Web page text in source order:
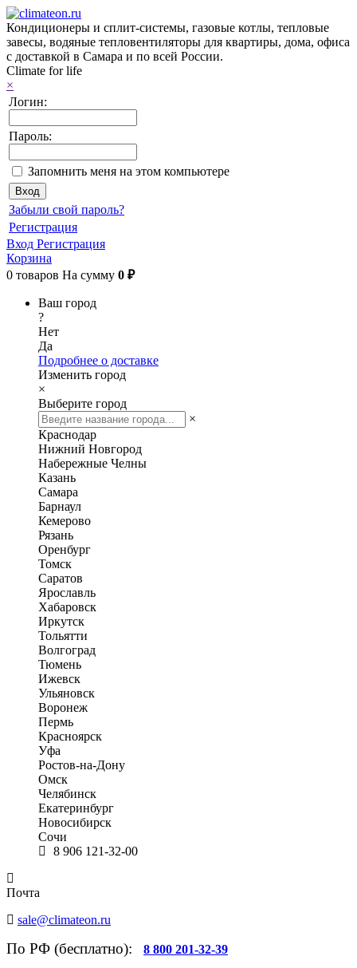
Кондиционеры и сплит-системы, газовые котлы, тепловые
завесы, водяные тепловентиляторы для квартиры, дома, офиса
с доставкой в Самара и по всей России.
Climate for life
×
Логин:
Пароль:
Запомнить меня на этом компьютере
Забыли свой пароль?
Регистрация
Вход Регистрация
Корзина
0 товаров На сумму 0 ₽
Ваш город
?
Нет
Да
Подробнее о доставке
Изменить город
×
Выберите город
×
Краснодар
Нижний Новгород
Набережные Челны
Казань
Самара
Барнаул
Кемерово
Рязань
Оренбург
Томск
Саратов
Ярославль
Хабаровск
Иркутск
Тольятти
Волгоград
Тюмень
Ижевск
Ульяновск
Воронеж
Пермь
Красноярск
Уфа
Ростов-на-Дону
Омск
Челябинск
Екатеринбург
Новосибирск
Сочи
8 906 121-32-00
Почта
sale@climateon.ru
По РФ (бесплатно): 8 800 201-32-39